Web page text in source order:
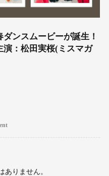
ンスムービーが誕生！
：松田実桜(ミスマガ
ありません。